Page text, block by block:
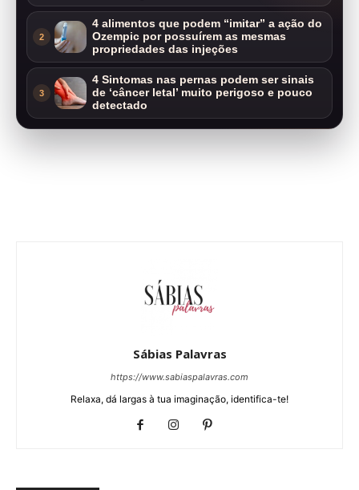
2
4 alimentos que podem “imitar” a ação do
Ozempic por possuírem as mesmas
propriedades das injeções
3
4 Sintomas nas pernas podem ser sinais
de ‘câncer letal’ muito perigoso e pouco
detectado
Sábias Palavras
https://www.sabiaspalavras.com
Relaxa, dá largas à tua imaginação, identifica-te!